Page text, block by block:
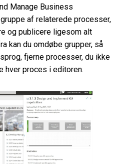
Manage Business
af relaterede processer,
og publicere ligesom alt
kan du omdøbe grupper, så
fjerne processer, du ikke
hver proces i editoren.